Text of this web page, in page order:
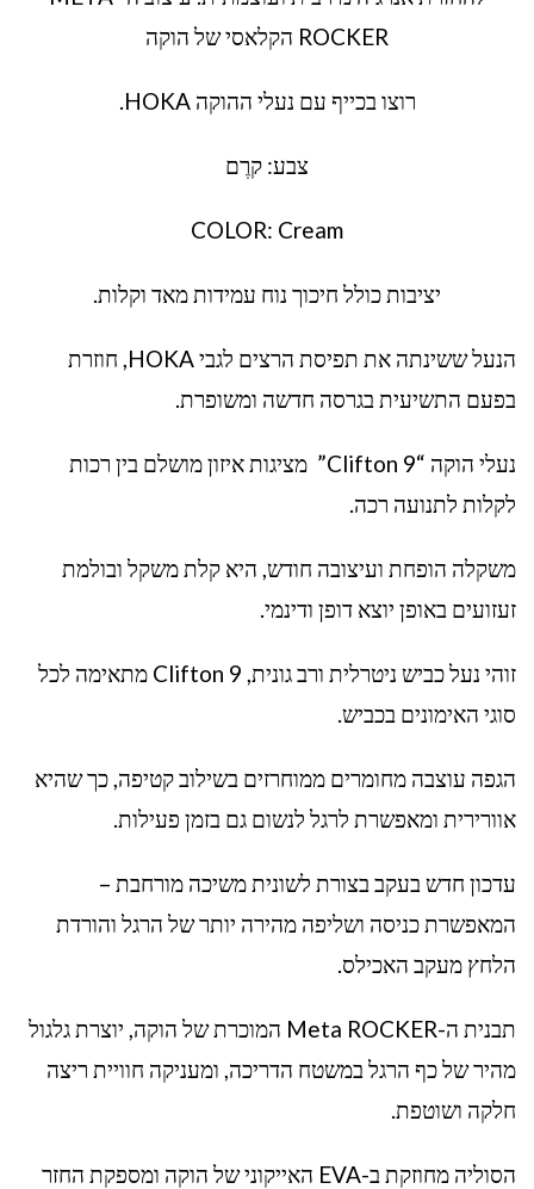
ROCKER הקלאסי של הוקה
רוצו בכייף עם נעלי ההוקה HOKA.
צבע: קרֶם
COLOR: Cream
יציבות כולל חיכוך נוח עמידות מאד וקלות.
הנעל ששינתה את תפיסת הרצים לגבי HOKA, חוזרת
בפעם התשיעית בגרסה חדשה ומשופרת.
נעלי הוקה “Clifton 9” מציגות איזון מושלם בין רכות
לקלות לתנועה רכה.
משקלה הופחת ועיצובה חודש, היא קלת משקל ובולמת
זעזועים באופן יוצא דופן ודינמי.
זוהי נעל כביש ניטרלית ורב גונית, Clifton 9 מתאימה לכל
סוגי האימונים בכביש.
הגפה עוצבה מחומרים ממוחרזים בשילוב קטיפה, כך שהיא
אוורירית ומאפשרת לרגל לנשום גם בזמן פעילות.
עדכון חדש בעקב בצורת לשונית משיכה מורחבת –
המאפשרת כניסה ושליפה מהירה יותר של הרגל והורדת
הלחץ מעקב האכילס.
תבנית ה-Meta ROCKER המוכרת של הוקה, יוצרת גלגול
מהיר של כף הרגל במשטח הדריכה, ומעניקה חוויית ריצה
חלקה ושוטפת.
הסוליה מחוזקת ב-EVA האייקוני של הוקה ומספקת החזר